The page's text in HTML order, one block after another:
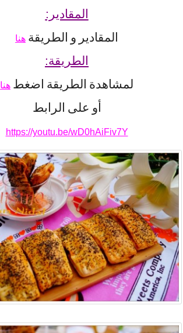
المقادير:
المقادير و الطريقة هنا
الطريقة:
لمشاهدة الطريقة اضغط هنا
أو على الرابط
https://youtu.be/wD0hAiFiv7Y